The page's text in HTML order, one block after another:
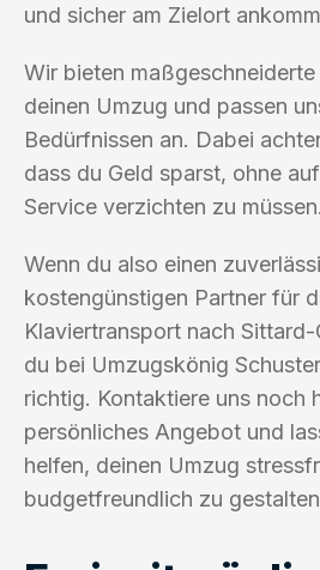
und sicher am Zielort
Wir bieten
deinen Umzug und passen
Bedürfnissen an. Dabei
dass du Geld sparst, ohne
Service verzichten zu müssen.
Wenn du also einen
kostengünstigen Partner für
Klaviertransport nach
du bei Umzugskönig
richtig. Kontaktiere uns noch
persönliches Angebot und
helfen, deinen Umzug
budgetfreundlich zu